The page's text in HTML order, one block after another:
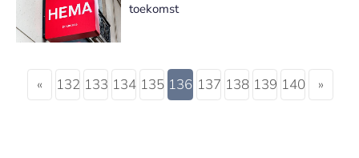
toekomst
« 132 133 134 135 136 137 138 139 140 »